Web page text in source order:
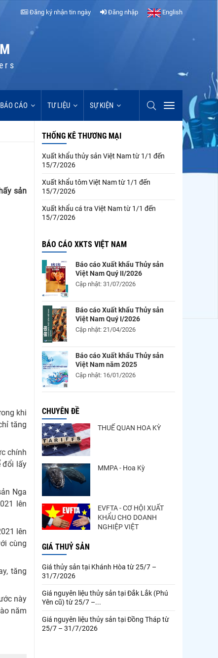
Đăng ký nhận tin ngày Đăng nhập English
CÁO TƯ LIỆU SỰ KIỆN
sản
khi
tăng
chính
đổi lấy
Nga
lên
lên
cùng
tăng
này
năm
THỐNG KÊ THƯƠNG MẠI
Xuất khẩu thủy sản Việt Nam từ 1/1 đến
15/7/2026
Xuất khẩu tôm Việt Nam từ 1/1 đến
15/7/2026
Xuất khẩu cá tra Việt Nam từ 1/1 đến
15/7/2026
BÁO CÁO XKTS VIỆT NAM
Báo cáo Xuất khẩu Thủy sản
Việt Nam Quý II/2026
Cập nhật: 31/07/2026
Báo cáo Xuất khẩu Thủy sản
Việt Nam Quý I/2026
Cập nhật: 21/04/2026
Báo cáo Xuất khẩu Thủy sản
Việt Nam năm 2025
Cập nhật: 16/01/2026
CHUYÊN ĐỀ
THUẾ QUAN HOA KỲ
MMPA - Hoa Kỳ
EVFTA - CƠ HỘI XUẤT
KHẨU CHO DOANH
NGHIỆP VIỆT
GIÁ THUỶ SẢN
Giá thủy sản tại Khánh Hòa từ 25/7 –
31/7/2026
Giá nguyên liệu thủy sản tại Đắk Lắk (Phú
Yên cũ) từ 25/7 –...
Giá nguyên liệu thủy sản tại Đồng Tháp từ
25/7 – 31/7/2026